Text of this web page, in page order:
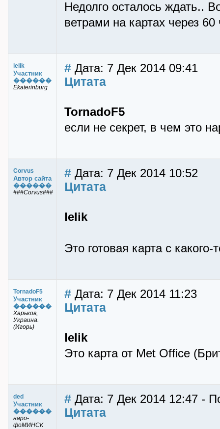
Недолго осталось ждать..
ветрами на картах через
lelik
Участник
������
Ekaterinburg
# Дата: 7 Дек 2014 09:41
Цитата
TornadoF5
если не секрет, в чем это
Corvus
Автор сайта
������
###Corvus###
# Дата: 7 Дек 2014 10:52
Цитата
lelik
Это готовая карта с
TornadoF5
Участник
������
Харьков,
Украина.
(Игорь)
# Дата: 7 Дек 2014 11:23
Цитата
lelik
Это карта от Met Office
ded
Участник
������
наро-
фоМИНСК
# Дата: 7 Дек 2014 12:47 -
Цитата